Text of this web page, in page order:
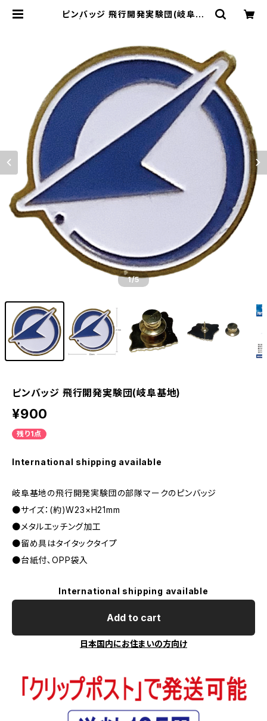
ピンバッジ 飛行開発実験団(岐阜基
1/5
ピンバッジ 飛行開発実験団(岐阜基地)
¥900
残り1点
International shipping available
岐阜基地の飛行開発実験団の部隊マークのピンバッジ
●サイズ：(約)W23×H21mm
●メタルエッチング加工
●留め具はタイタックタイプ
●台紙付､OPP袋入
International shipping available
Add to cart
日本国内にお住まいの方向け